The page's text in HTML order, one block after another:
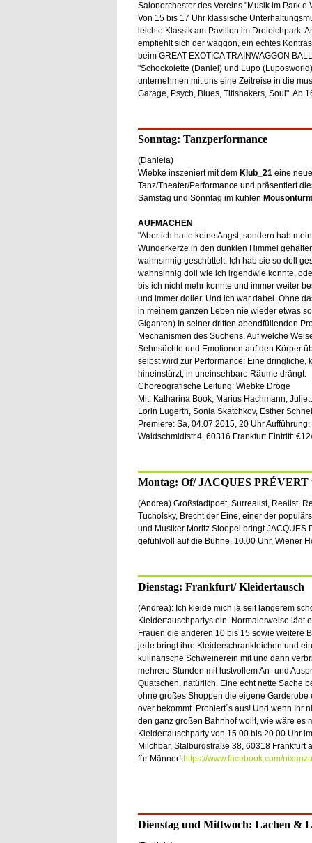
Salonorchester des Vereins "Musik im Park
Von 15 bis 17 Uhr klassische
leichte Klassik am Pavillon im Dreieichpark.
empfiehlt sich der waggon, ein echtes
beim GREAT EXOTICA TRAINWAGGON
"Schockolette (Daniel) und Lupo (Luposworld)
unternehmen mit uns eine Zeitreise in die
Garage, Psych, Blues, Titishakers, Soul". Ab
Sonntag: Tanzperformance
(Daniela)
Wiebke inszeniert mit dem Klub_21eine neue
Tanz/Theater/Performance und präsentiert
Samstag und Sonntag im kühlen
AUFMACHEN
"Aber ich hatte keine Angst, sondern hab
Wunderkerze in den dunklen Himmel
wahnsinnig geschüttelt. Ich hab sie so doll
wahnsinnig doll wie ich irgendwie konnte,
bis ich nicht mehr konnte und immer weiter
und immer doller. Und ich war dabei. Ohne
in meinem ganzen Leben nie wieder etwas
Giganten) In seiner dritten abendfüllenden
Mechanismen des Suchens. Auf welche
Sehnsüchte und Emotionen auf den Körper
selbst wird zur Performance: Eine
hineinstürzt, in uneinsehbare Räume drängt.
Choreografische Leitung: Wiebke Dröge
Mit: Katharina Book, Marius Hachmann,
Lorin Lugerth, Sonia Skatchkov, Esther
Premiere: Sa, 04.07.2015, 20 Uhr
Waldschmidtstr.4, 60316 Frankfurt Eintritt:
Montag: Of/ JACQUES
(Andrea) Großstadtpoet, Surrealist, Realist,
Tucholsky, Brecht der Eine, einer der
und Musiker Moritz Stoepel bringt JACQUES
gefühlvoll auf die Bühne. 10.00 Uhr, Wiener
Dienstag: Frankfurt/ Kleidertausch
(Andrea): Ich kleide mich ja seit längerem
Kleidertauschpartys ein. Normalerweise lädt
Frauen die anderen 10 bis 15 sowie weitere
jede bringt ihre Kleiderschrankleichen und
kulinarische Schweinerein mit und dann
mehrere Stunden mit lustvollem An- und
Quatschen, natürlich. Eine echt nette Sache
ohne großes Shoppen die eigene Garderobe
over bekommt. Probiert´s aus! Und wenn Ihr
den ganz großen Bahnhof wollt, wie wäre es
Kleidertauschparty von 15.00 bis 20.00 Uhr
Milchbar, Stalburgstraße 38, 60318 Frankfurt
für Männer! https://www.facebook.com/
Dienstag und Mittwoch: Lachen &